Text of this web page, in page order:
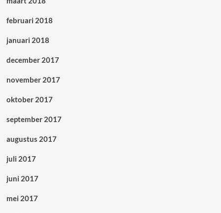
februari 2018
januari 2018
december 2017
november 2017
oktober 2017
september 2017
augustus 2017
juli 2017
juni 2017
mei 2017